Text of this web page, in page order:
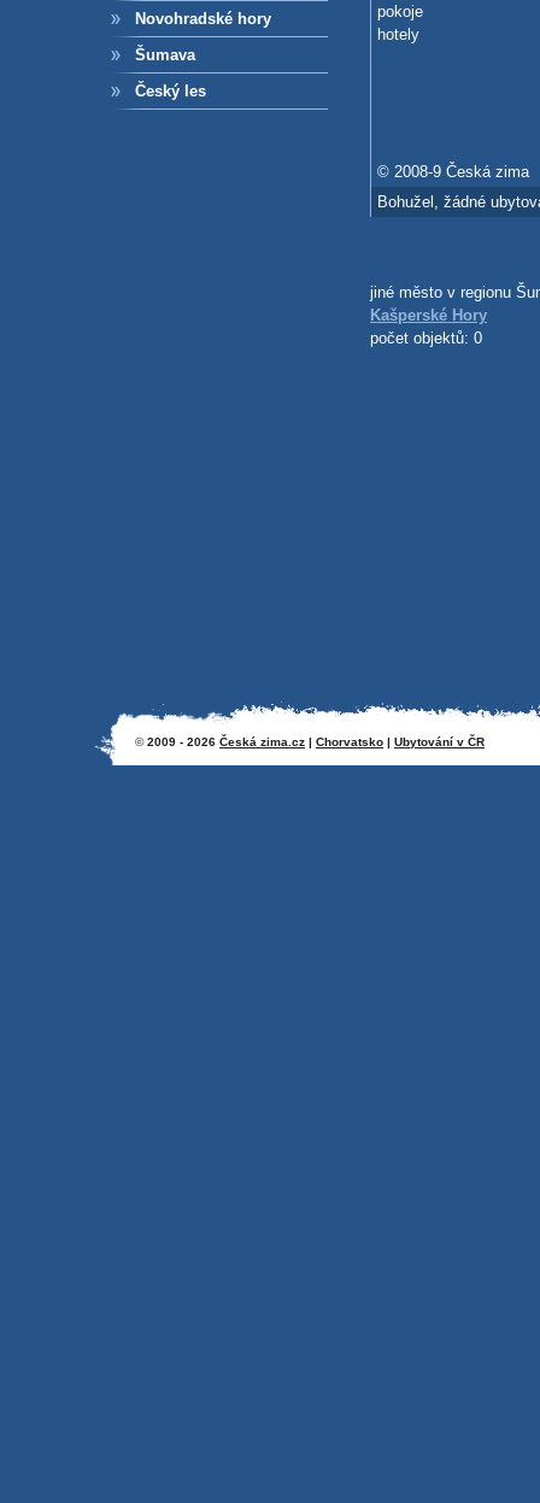
Novohradské hory
Šumava
Český les
pokoje
hotely
© 2008-9 Česká zima
Bohužel, žádné
jiné město v regionu
Kašperské Hory
počet objektů: 0
©2009 - 2026 Česká zima.cz | Chorvatsko | Ubytování v ČR